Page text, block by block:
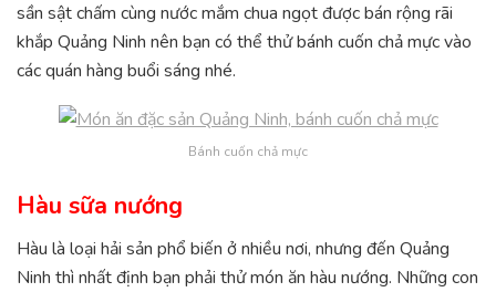
sần sật chấm cùng nước mắm chua ngọt được bán rộng rãi
khắp Quảng Ninh nên bạn có thể thử bánh cuốn chả mực vào
các quán hàng buổi sáng nhé.
Bánh cuốn chả mực
Hàu sữa nướng
Hàu là loại hải sản phổ biến ở nhiều nơi, nhưng đến Quảng
Ninh thì nhất định bạn phải thử món ăn hàu nướng. Những con